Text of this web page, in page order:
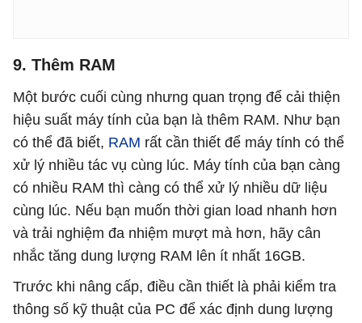
9. Thêm RAM
Một bước cuối cùng nhưng quan trọng để cải thiện
hiệu suất máy tính của bạn là thêm RAM. Như bạn
có thể đã biết, RAM rất cần thiết để máy tính có thể
xử lý nhiều tác vụ cùng lúc. Máy tính của bạn càng
có nhiều RAM thì càng có thể xử lý nhiều dữ liệu
cùng lúc. Nếu bạn muốn thời gian load nhanh hơn
và trải nghiệm đa nhiệm mượt mà hơn, hãy cân
nhắc tăng dung lượng RAM lên ít nhất 16GB.
Trước khi nâng cấp, điều cần thiết là phải kiểm tra
thông số kỹ thuật của PC để xác định dung lượng